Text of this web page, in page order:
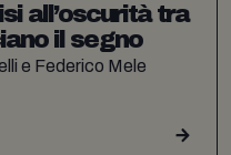
all’oscurità tra
il segno
e Federico Mele